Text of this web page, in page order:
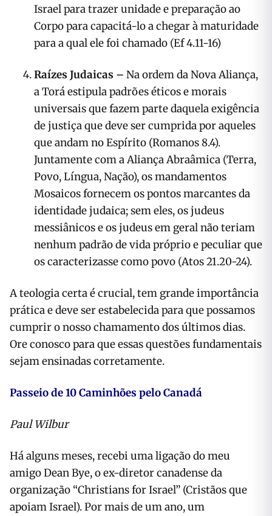
Israel para trazer unidade e preparação ao
Corpo para capacitá-lo a chegar à maturidade
para a qual ele foi chamado (Ef 4.11-16)
Raízes Judaicas – Na ordem da Nova Aliança,
a Torá estipula padrões éticos e morais
universais que fazem parte daquela exigência
de justiça que deve ser cumprida por aqueles
que andam no Espírito (Romanos 8.4).
Juntamente com a Aliança Abraâmica (Terra,
Povo, Língua, Nação), os mandamentos
Mosaicos fornecem os pontos marcantes da
identidade judaica; sem eles, os judeus
messiânicos e os judeus em geral não teriam
nenhum padrão de vida próprio e peculiar que
os caracterizasse como povo (Atos 21.20-24).
A teologia certa é crucial, tem grande importância
prática e deve ser estabelecida para que possamos
cumprir o nosso chamamento dos últimos dias.
Ore conosco para que essas questões fundamentais
sejam ensinadas corretamente.
Passeio de 10 Caminhões pelo Canadá
Paul Wilbur
Há alguns meses, recebi uma ligação do meu
amigo Dean Bye, o ex-diretor canadense da
organização “Christians for Israel” (Cristãos que
apoiam Israel). Por mais de um ano, um